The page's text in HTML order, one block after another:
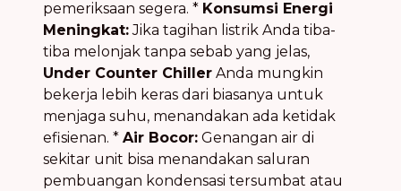
pemeriksaan segera. * Konsumsi Energi
Meningkat:Jika tagihan listrik Anda tiba-
tiba melonjak tanpa sebab yang jelas,
Under Counter Chiller Anda mungkin
bekerja lebih keras dari biasanya untuk
menjaga suhu, menandakan ada ketidak
efisienan. * Air Bocor: Genangan air di
sekitar unit bisa menandakan saluran
pembuangan kondensasi tersumbat atau